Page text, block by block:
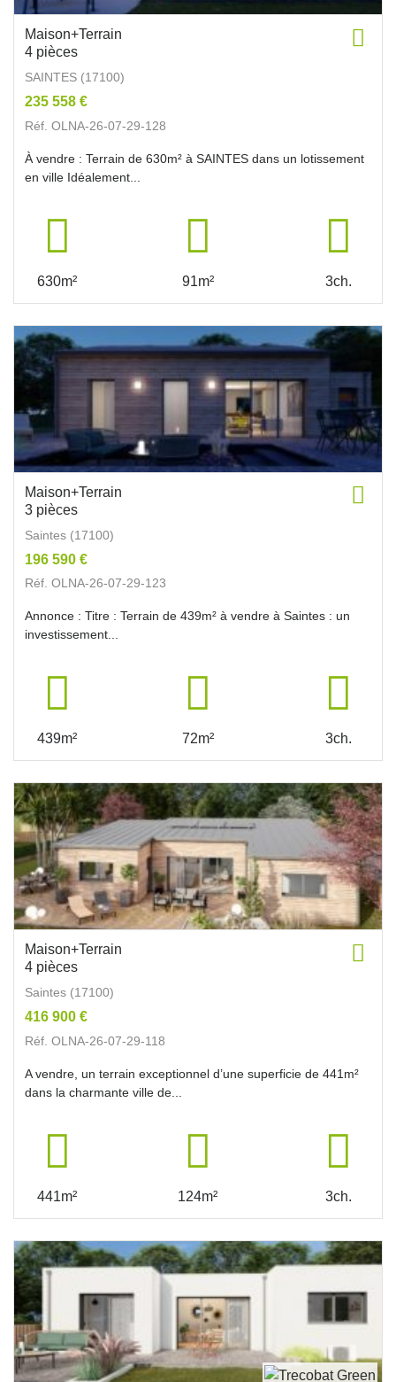
Maison+Terrain
4 pièces
SAINTES (17100)
235 558 €
Réf. OLNA-26-07-29-128
À vendre : Terrain de 630m² à SAINTES dans un lotissement
en ville Idéalement...
630m² 91m² 3ch.
Maison+Terrain
3 pièces
Saintes (17100)
196 590 €
Réf. OLNA-26-07-29-123
Annonce : Titre : Terrain de 439m² à vendre à Saintes : un
investissement...
439m² 72m² 3ch.
Maison+Terrain
4 pièces
Saintes (17100)
416 900 €
Réf. OLNA-26-07-29-118
A vendre, un terrain exceptionnel d’une superficie de 441m²
dans la charmante ville de...
441m² 124m² 3ch.